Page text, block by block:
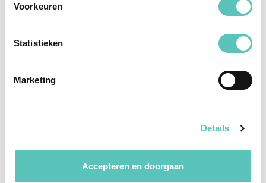
Voorkeuren
Statistieken
Marketing
Details
Accepteren en doorgaan
Gestandaardiseerde Communicatie:
zodat de communicatie altijd helder en
Stap voor Stap: